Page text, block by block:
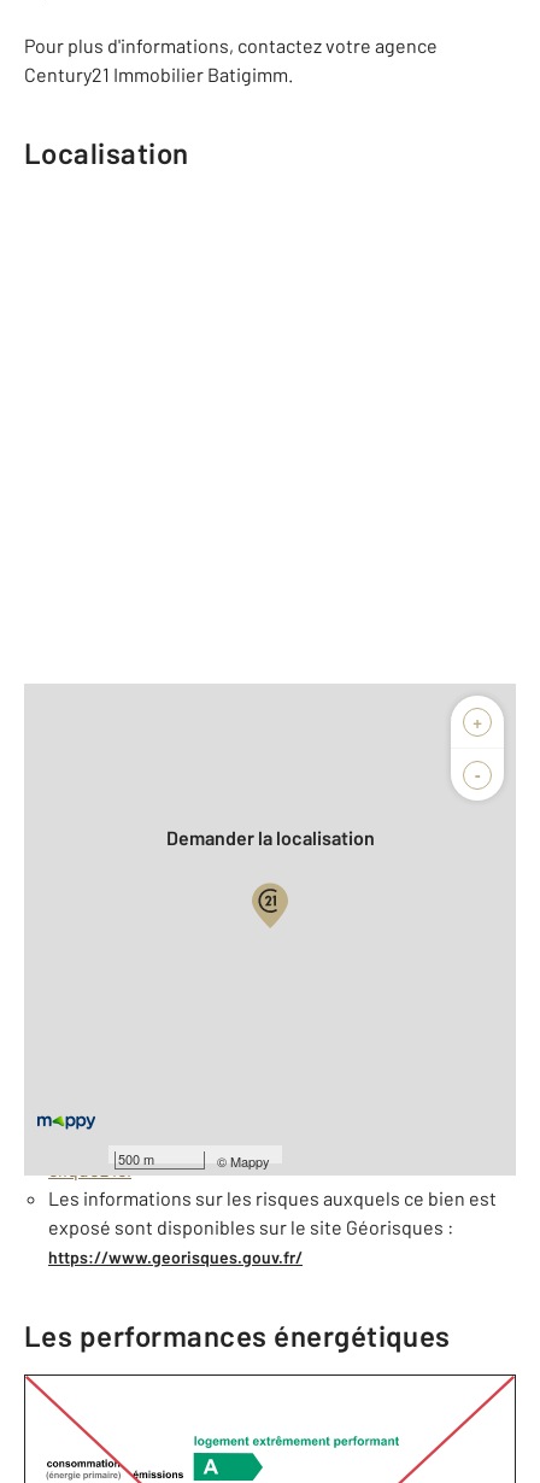
Pour plus d'informations, contactez votre agence
Century21 Immobilier Batigimm.
Localisation
+
-
500 m ©Mappy
Demander la localisation
Barèmes d'honoraires de l'agence
cliquez ici
Les informations sur les risques auxquels ce bien est
exposé sont disponibles sur le site Géorisques :
https://www.georisques.gouv.fr/
Les performances énergétiques